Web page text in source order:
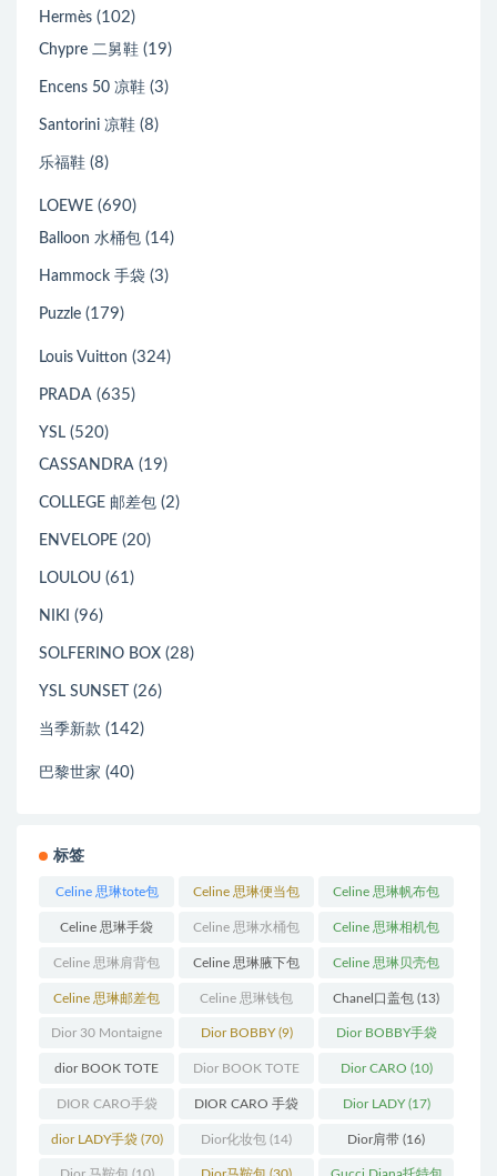
Hermès (102)
Chypre 二舅鞋 (19)
Encens 50 凉鞋 (3)
Santorini 凉鞋 (8)
乐福鞋 (8)
LOEWE (690)
Balloon 水桶包 (14)
Hammock 手袋 (3)
Puzzle (179)
Louis Vuitton (324)
PRADA (635)
YSL (520)
CASSANDRA (19)
COLLEGE 邮差包 (2)
ENVELOPE (20)
LOULOU (61)
NIKI (96)
SOLFERINO BOX (28)
YSL SUNSET (26)
当季新款 (142)
巴黎世家 (40)
标签
Celine 思琳tote包
(23)
Celine 思琳便当包
(14)
Celine 思琳帆布包
(18)
Celine 思琳手袋
(250)
Celine 思琳水桶包
(55)
Celine 思琳相机包
(11)
Celine 思琳肩背包
(12)
Celine 思琳腋下包
(10)
Celine 思琳贝壳包
(12)
Celine 思琳邮差包
(13)
Celine 思琳钱包
(10)
Chanel口盖包 (13)
Dior 30 Montaigne
蒙田(31)
Dior BOBBY(9) Dior BOBBY手袋
(26)
dior BOOK TOTE
(12)
Dior BOOK TOTE
手袋(163)
Dior CARO (10)
DIOR CARO手袋
(11)
DIOR CARO 手袋
(31)
Dior LADY(17)
dior LADY手袋(70) Dior化妆包 (14) Dior肩带 (16)